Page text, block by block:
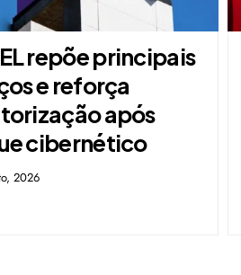
repõe principais
e reforça
após
cibernético
2026